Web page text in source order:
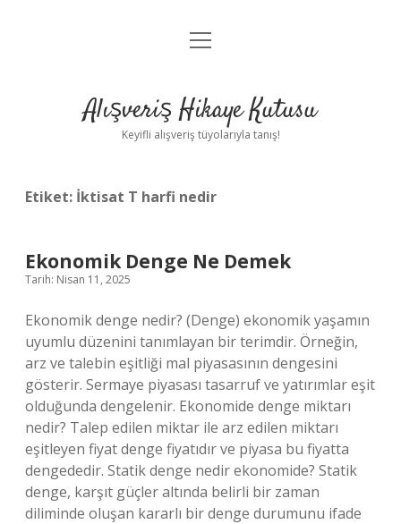
Anasayfa
Yasal Uyarı
menüyü
Alışveriş Hikaye Kutusu
Keyifli alışveriş tüyolarıyla tanış!
Etiket: İktisat T harfi nedir
Ekonomik Denge Ne Demek
Tarih: Nisan 11, 2025
Ekonomik denge nedir? (Denge) ekonomik yaşamın
uyumlu düzenini tanımlayan bir terimdir. Örneğin,
arz ve talebin eşitliği mal piyasasının dengesini
gösterir. Sermaye piyasası tasarruf ve yatırımlar eşit
olduğunda dengelenir. Ekonomide denge miktarı
nedir? Talep edilen miktar ile arz edilen miktarı
eşitleyen fiyat denge fiyatıdır ve piyasa bu fiyatta
dengededir. Statik denge nedir ekonomide? Statik
denge, karşıt güçler altında belirli bir zaman
diliminde oluşan kararlı bir denge durumunu ifade